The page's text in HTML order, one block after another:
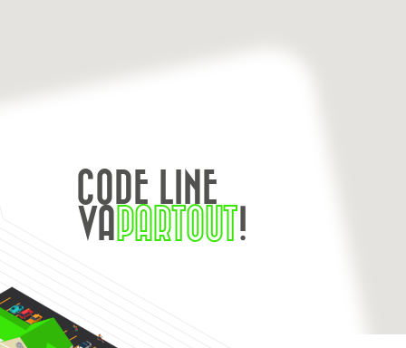
CODE LINE
VAPARTOUT!